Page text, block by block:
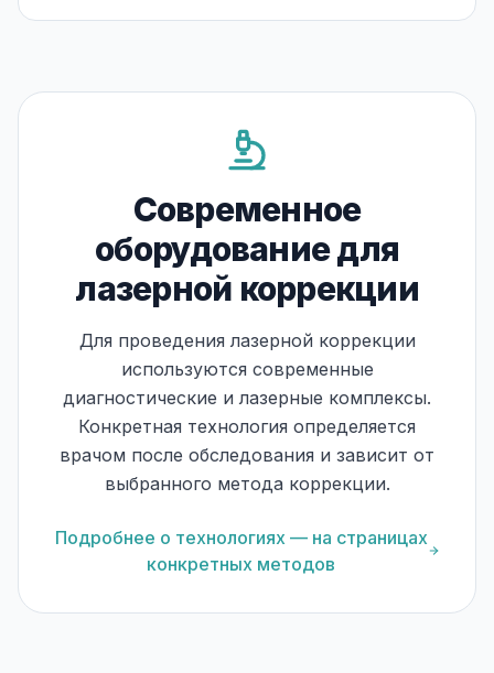
Современное
оборудование для
лазерной коррекции
Для проведения лазерной коррекции
используются современные
диагностические и лазерные комплексы.
Конкретная технология определяется
врачом после обследования и зависит от
выбранного метода коррекции.
Подробнее о технологиях — на страницах
конкретных методов